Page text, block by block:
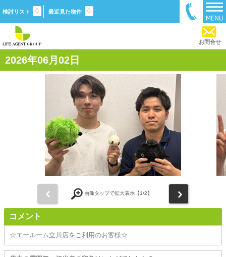
検討リスト 0 最近見た物件 0
お問合せ
2026年06月02日
画像タップで拡大表示【1/2】
コメント
☆エールーム立川店をご利用のお客様☆